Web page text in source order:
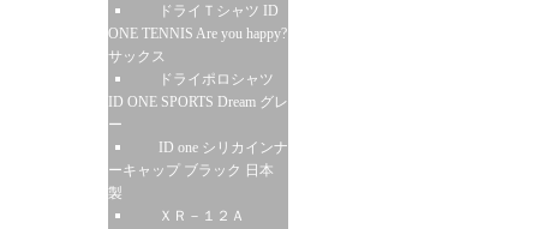
ドライＴシャツ ID
ONE TENNIS Are you happy?
サックス
ドライポロシャツ
ID ONE SPORTS Dream グレ
ー
ID one シリカインナ
ーキャップ ブラック 日本
製
ＸＲ－１２Ａ